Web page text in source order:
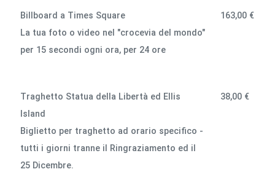
Billboard a Times Square
La tua foto o video nel "crocevia del mondo"
per 15 secondi ogni ora, per 24 ore
163,00 €
Traghetto Statua della Libertà ed Ellis
Island
Biglietto per traghetto ad orario specifico -
tutti i giorni tranne il Ringraziamento ed il
25 Dicembre.
38,00 €